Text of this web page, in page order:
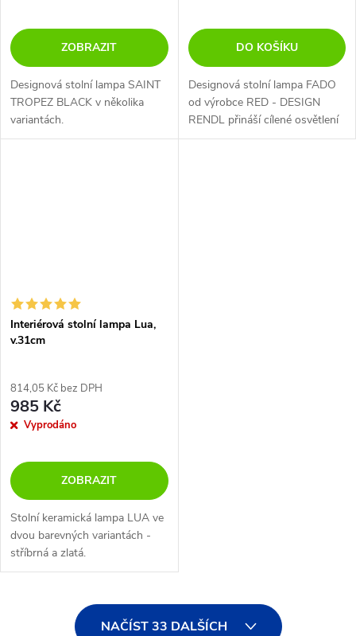
ZOBRAZIT
Designová stolní lampa SAINT
TROPEZ BLACK v několika
variantách.
DO KOŠÍKU
Designová stolní lampa FADO
od výrobce RED - DESIGN
RENDL přináší cílené osvětlení
díky možnosti úhlu vyklopení
Interiérová stolní lampa Lua,
v.31cm
814,05 Kč bez DPH
985 Kč
Vyprodáno
ZOBRAZIT
Stolní keramická lampa LUA ve
dvou barevných variantách -
stříbrná a zlatá.
NAČÍST 33 DALŠÍCH